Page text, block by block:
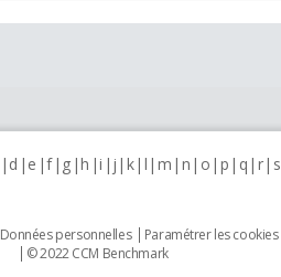
d e f g h i j k l m n o p q r s
Données personnelles Paramétrer les cookies
© 2022 CCM Benchmark